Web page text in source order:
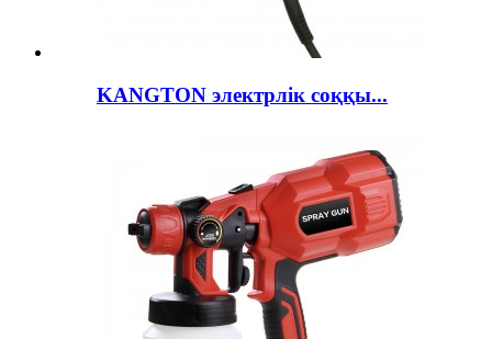
KANGTON электрлік соққы...